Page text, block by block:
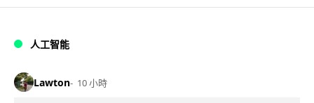
人工智能
Lawton 10 小時